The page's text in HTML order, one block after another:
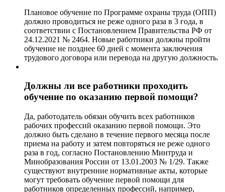
Плановое обучение по Программе охраны труда (ОПП)
должно проводиться не реже одного раза в 3 года, в
соответствии с Постановлением Правительства РФ от
24.12.2021 № 2464. Новые работники должны пройти
обучение не позднее 60 дней с момента заключения
трудового договора или перевода на другую должность.
Должны ли все работники проходить
обучение по оказанию первой помощи?
Да, работодатель обязан обучить всех работников
рабочих профессий оказанию первой помощи. Это
должно быть сделано в течение первого месяца после
приема на работу и затем повторяться не реже одного
раза в год, согласно Постановлению Минтруда и
Минобразования России от 13.01.2003 № 1/29. Также
существуют внутренние нормативные акты, которые
могут требовать обучение первой помощи для
работников определенных профессий, например,